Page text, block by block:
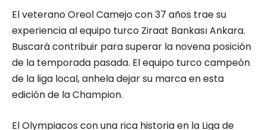
El veterano Oreol Camejo con 37 años trae su
experiencia al equipo turco Ziraat Bankası Ankara.
Buscará contribuir para superar la novena posición
de la temporada pasada. El equipo turco campeón
de la liga local, anhela dejar su marca en esta
edición de la Champion.
El Olympiacos con una rica historia en la Liga de